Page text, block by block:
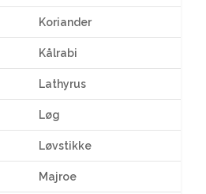
Koriander
Kålrabi
Lathyrus
Løg
Løvstikke
Majroe